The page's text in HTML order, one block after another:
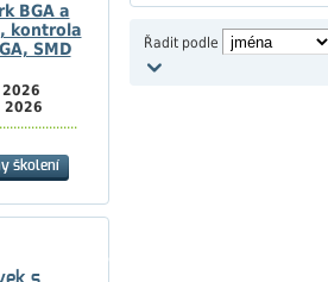
Řadit podle
BGA a
kontrola
SMD
2026
školení